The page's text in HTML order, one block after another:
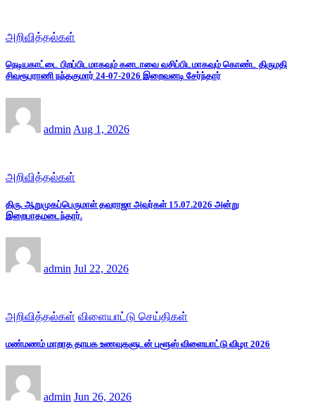
அறிவித்தல்கள்
நெடியகாட்டை பிறப்பிடமாகவும் கனடாவை வசிப்பிடமாகவும் கொண்ட திருமதி
சிவரூபராணி நந்தகுமார் 24-07-2026 இறைவனடி சேர்ந்தார்
admin Aug 1, 2026
அறிவித்தல்கள்
திரு. ஆறுமுகப்பெருமாள் தவராஜா அவர்கள் 15.07.2026 அன்று
இறைபாதமடைந்தார்.
admin Jul 22, 2026
அறிவித்தல்கள் விளையாட்டு செய்திகள்
மண்மணம் மாறாத தாயக உணவுகளுடன் புளூஸ் விளையாட்டு விழா 2026
admin Jun 26, 2026